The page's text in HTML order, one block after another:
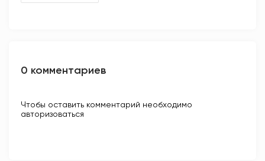
0 комментариев
Чтобы оставить комментарий необходимо
авторизоваться